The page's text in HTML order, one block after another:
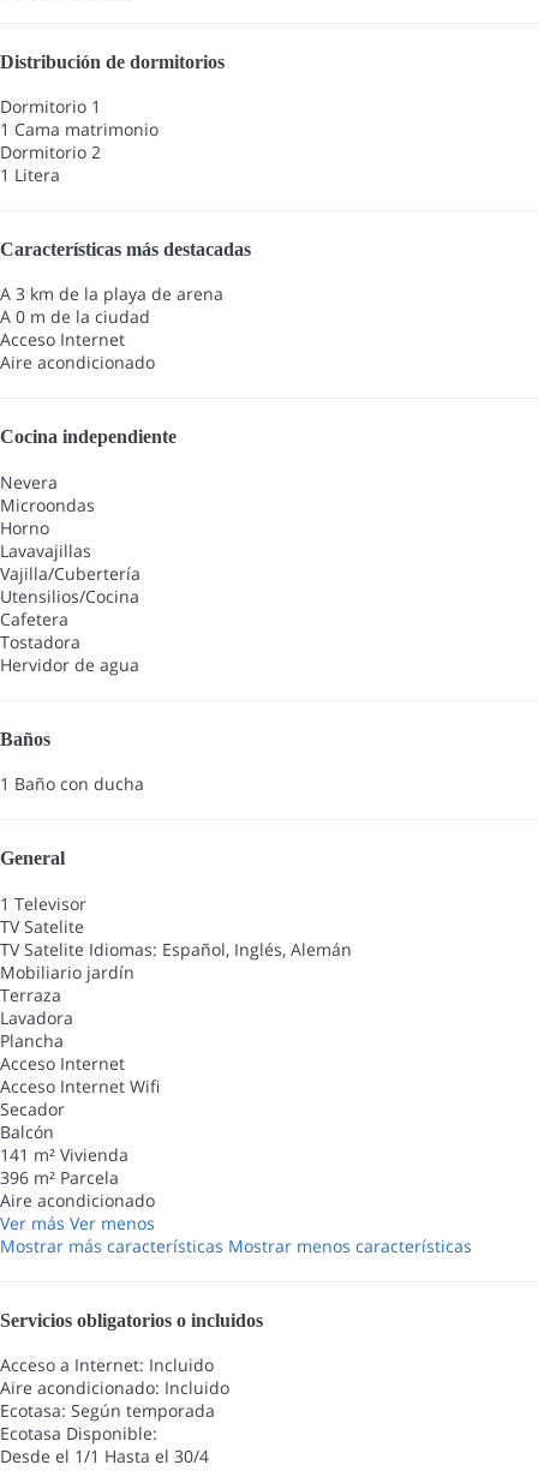
Distribución de dormitorios
Dormitorio 1
1 Cama matrimonio
Dormitorio 2
1 Litera
Características más destacadas
A 3 km de la playa de arena
A 0 m de la ciudad
Acceso Internet
Aire acondicionado
Cocina independiente
Nevera
Microondas
Horno
Lavavajillas
Vajilla/Cubertería
Utensilios/Cocina
Cafetera
Tostadora
Hervidor de agua
Baños
1 Baño con ducha
General
1 Televisor
TV Satelite
TV Satelite Idiomas: Español, Inglés, Alemán
Mobiliario jardín
Terraza
Lavadora
Plancha
Acceso Internet
Acceso Internet Wifi
Secador
Balcón
141 m² Vivienda
396 m² Parcela
Aire acondicionado
Ver más Ver menos
Mostrar más características Mostrar menos características
Servicios obligatorios o incluidos
Acceso a Internet: Incluido
Aire acondicionado: Incluido
Ecotasa: Según temporada
Ecotasa Disponible:
Desde el 1/1 Hasta el 30/4